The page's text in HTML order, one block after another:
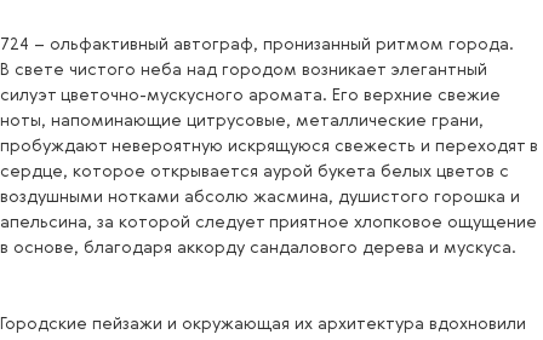
724 – ольфактивный автограф, пронизанный ритмом города.
В свете чистого неба над городом возникает элегантный
силуэт цветочно-мускусного аромата. Его верхние свежие
ноты, напоминающие цитрусовые, металлические грани,
пробуждают невероятную искрящуюся свежесть и переходят в
сердце, которое открывается аурой букета белых цветов с
воздушными нотками абсолю жасмина, душистого горошка и
апельсина, за которой следует приятное хлопковое ощущение
в основе, благодаря аккорду сандалового дерева и мускуса.
Городские пейзажи и окружающая их архитектура вдохновили